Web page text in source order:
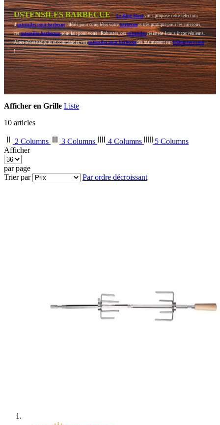
USTENSILES BARBECUE Le King Storevous propose cette sélection
d'ustensiles pour barbecue. Idéals pour compléter votrebarbecueet très pratique pour les cuissons,
cesustensiles barbecuessont fait pour vous ! Robustes, cesustensilesrésistent à tous inconvénients.
Alors n’hésitez plus et commandez vosustensiles pour barbecuedès maintenant surlekingstore.com
!
Afficher en Grille Liste
10 articles
2 Columns 3 Columns 4 Columns
5 Columns
Afficher
par page
Trier par
Par ordre décroissant